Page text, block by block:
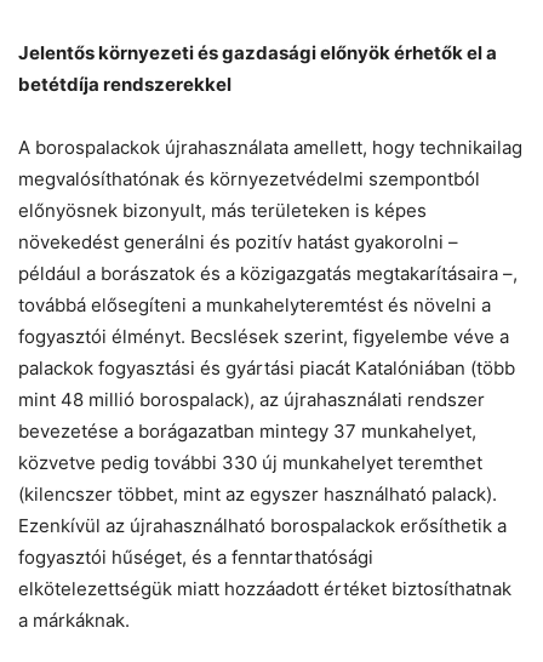
Jelentős környezeti és gazdasági előnyök érhetők el a
betétdíja rendszerekkel
A borospalackok újrahasználata amellett, hogy technikailag
megvalósíthatónak és környezetvédelmi szempontból
előnyösnek bizonyult, más területeken is képes
növekedést generálni és pozitív hatást gyakorolni –
például a borászatok és a közigazgatás megtakarításaira –,
továbbá elősegíteni a munkahelyteremtést és növelni a
fogyasztói élményt. Becslések szerint, figyelembe véve a
palackok fogyasztási és gyártási piacát Katalóniában (több
mint 48 millió borospalack), az újrahasználati rendszer
bevezetése a borágazatban mintegy 37 munkahelyet,
közvetve pedig további 330 új munkahelyet teremthet
(kilencszer többet, mint az egyszer használható palack).
Ezenkívül az újrahasználható borospalackok erősíthetik a
fogyasztói hűséget, és a fenntarthatósági
elkötelezettségük miatt hozzáadott értéket biztosíthatnak
a márkáknak.